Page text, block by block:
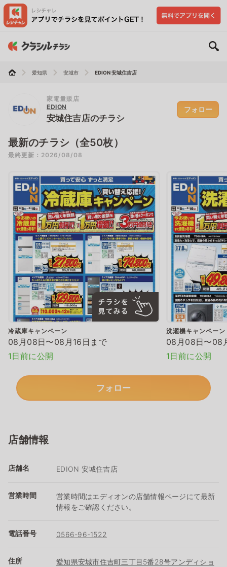
愛知県 安城市 EDION 安城住吉店
家電量販店
EDION
安城住吉店のチラシ
フォロー
最新のチラシ（全50枚）
最終更新：2026/08/08
冷蔵庫キャンペーン
08月08日〜08月16日まで
1日前に公開
洗濯機キャンペーン
08月08日〜08
1日前に公開
フォロー
店舗情報
店舗名 EDION 安城住吉店
営業時間
営業時間はエディオンの店舗情報ページにて最新
情報をご確認ください。
電話番号 0566-96-1522
住所
愛知県安城市住吉町三丁目5番28号アンディショ